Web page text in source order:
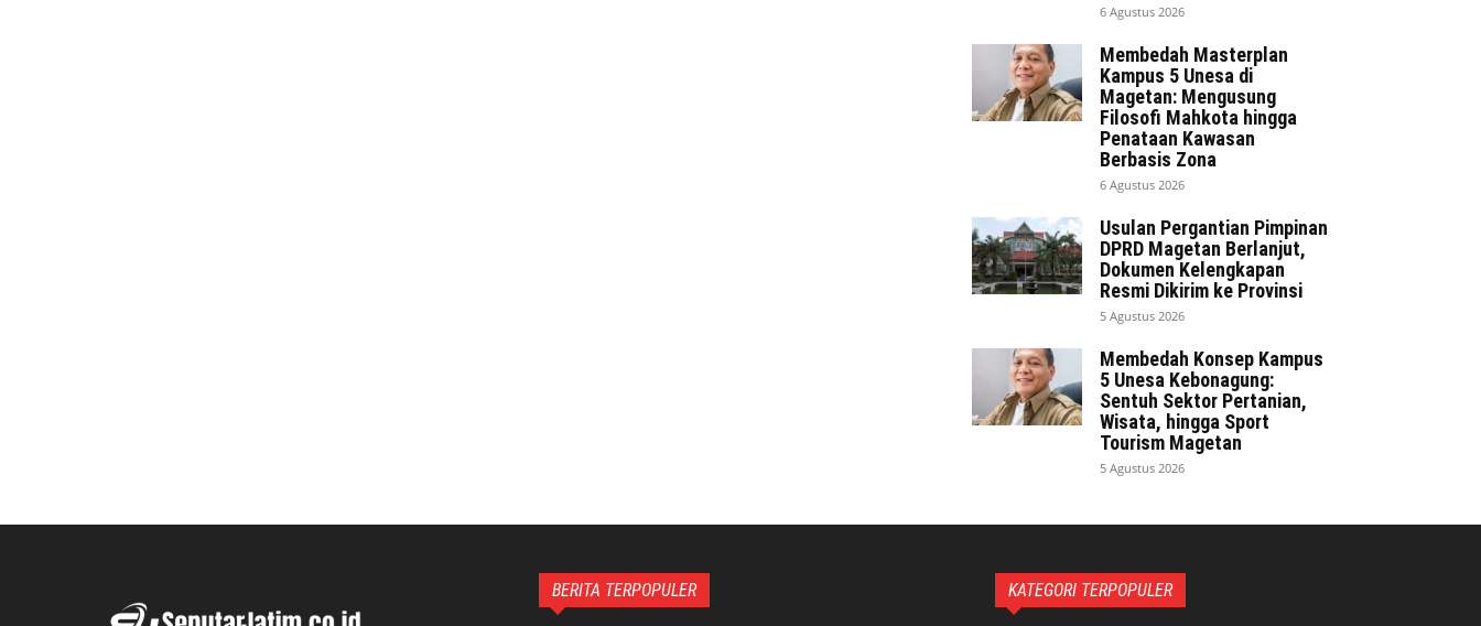
6 Agustus 2026
Membedah Masterplan
Kampus 5 Unesa di
Magetan: Mengusung
Filosofi Mahkota hingga
Penataan Kawasan
Berbasis Zona
6 Agustus 2026
Usulan Pergantian Pimpinan
DPRD Magetan Berlanjut,
Dokumen Kelengkapan
Resmi Dikirim ke Provinsi
5 Agustus 2026
Membedah Konsep Kampus
5 Unesa Kebonagung:
Sentuh Sektor Pertanian,
Wisata, hingga Sport
Tourism Magetan
5 Agustus 2026
BERITA TERPOPULER KATEGORI TERPOPULER